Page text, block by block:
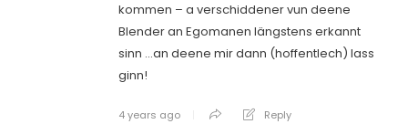
kommen – a verschiddener vun deene
Blender an Egomanen längstens erkannt
sinn …an deene mir dann (hoffentlech) lass
ginn!
4 years ago Reply